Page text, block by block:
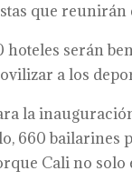
que reunirán
hoteles serán
a los
la
660 bailarines
Cali no solo